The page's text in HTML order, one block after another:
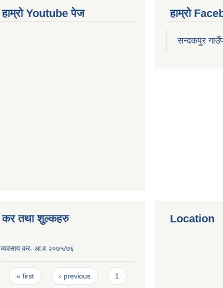
हाम्रो Youtube पेज हाम्रो
सन्दकपुर
कर तथा शुल्कहरु
व्यवसाय कर- आ.व २०७५/७६
Pages
« first ‹ previous 1
Location